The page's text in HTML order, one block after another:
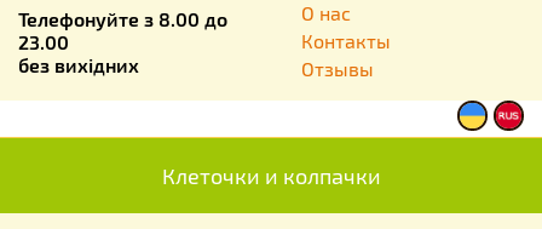
Телефонуйте з 8.00 до
23.00
без вихідних
О нас
Контакты
Отзывы
Клеточки и колпачки